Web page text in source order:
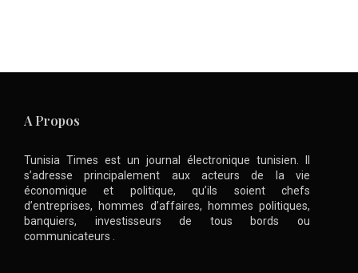
A Propos
Tunisia Times est un journal électronique tunisien. Il
s’adresse principalement aux acteurs de la vie
économique et politique, qu’ils soient chefs
d’entreprises, hommes d’affaires, hommes politiques,
banquiers, investisseurs de tous bords ou
communicateurs .